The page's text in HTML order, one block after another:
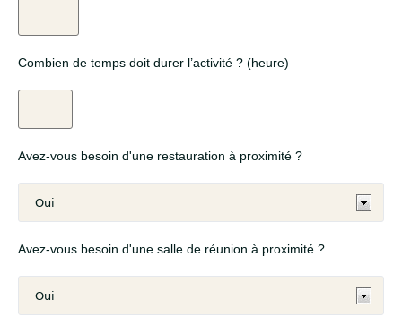
Combien de temps doit durer l’activité ? (heure)
Avez-vous besoin d'une restauration à proximité ?
Avez-vous besoin d'une salle de réunion à proximité ?